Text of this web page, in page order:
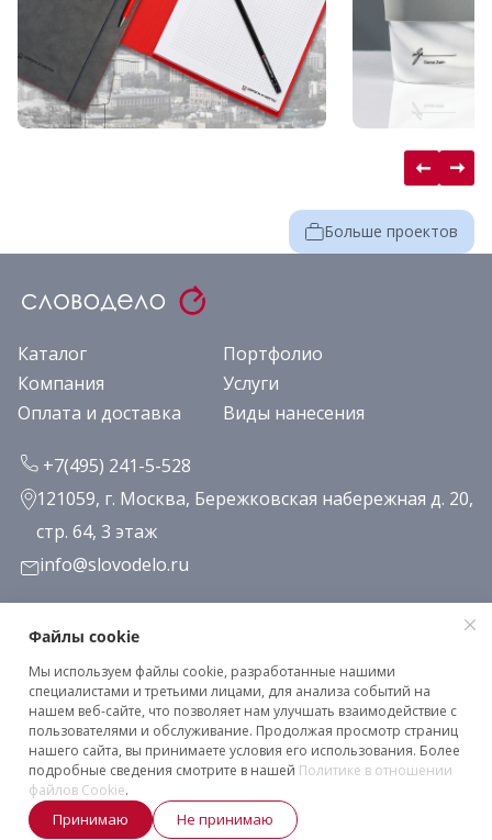
Больше проектов
Каталог
Портфолио
Компания
Услуги
Оплата и доставка
Виды нанесения
+7(495) 241-5-528
121059, г. Москва, Бережковская набережная д. 20,
стр. 64, 3 этаж
info@slovodelo.ru
Заказать звонок
Подписаться на рассылку
Клиентское соглашение
Политика конфиденциальности
2026 © «Словодело». Все права защищены
Файлы cookie
Мы используем файлы cookie, разработанные нашими
специалистами и третьими лицами, для анализа событий на
нашем веб-сайте, что позволяет нам улучшать взаимодействие с
пользователями и обслуживание. Продолжая просмотр страниц
нашего сайта, вы принимаете условия его использования. Более
подробные сведения смотрите в нашей Политике в отношении
файлов Cookie.
Принимаю Не принимаю